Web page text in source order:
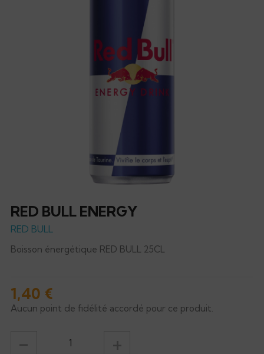
RED BULL ENERGY
RED BULL
Boisson énergétique RED BULL 25CL
1,40 €
Aucun point de fidélité accordé pour ce produit.